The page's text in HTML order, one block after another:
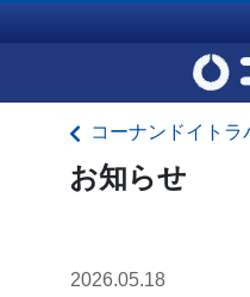
コーナンドイトラ
お知らせ
2026.05.18